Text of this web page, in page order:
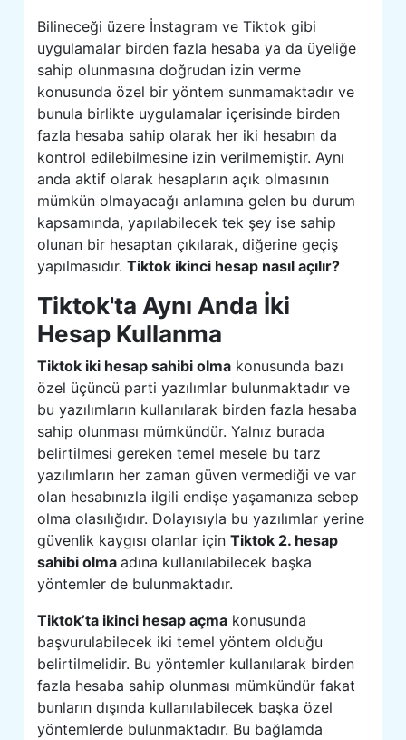
Bilineceği üzere İnstagram ve Tiktok gibi
uygulamalar birden fazla hesaba ya da üyeliğe
sahip olunmasına doğrudan izin verme
konusunda özel bir yöntem sunmamaktadır ve
bunula birlikte uygulamalar içerisinde birden
fazla hesaba sahip olarak her iki hesabın da
kontrol edilebilmesine izin verilmemiştir. Aynı
anda aktif olarak hesapların açık olmasının
mümkün olmayacağı anlamına gelen bu durum
kapsamında, yapılabilecek tek şey ise sahip
olunan bir hesaptan çıkılarak, diğerine geçiş
yapılmasıdır.Tiktok ikinci hesap nasıl açılır?
Tiktok'ta Aynı Anda İki
Hesap Kullanma
Tiktok iki hesap sahibi olma konusunda bazı
özel üçüncü parti yazılımlar bulunmaktadır ve
bu yazılımların kullanılarak birden fazla hesaba
sahip olunması mümkündür. Yalnız burada
belirtilmesi gereken temel mesele bu tarz
yazılımların her zaman güven vermediği ve var
olan hesabınızla ilgili endişe yaşamanıza sebep
olma olasılığıdır. Dolayısıyla bu yazılımlar yerine
güvenlik kaygısı olanlar içinTiktok 2. hesap
sahibi olmaadına kullanılabilecek başka
yöntemler de bulunmaktadır.
Tiktok’ta ikinci hesap açma konusunda
başvurulabilecek iki temel yöntem olduğu
belirtilmelidir. Bu yöntemler kullanılarak birden
fazla hesaba sahip olunması mümkündür fakat
bunların dışında kullanılabilecek başka özel
yöntemlerde bulunmaktadır. Bu bağlamda